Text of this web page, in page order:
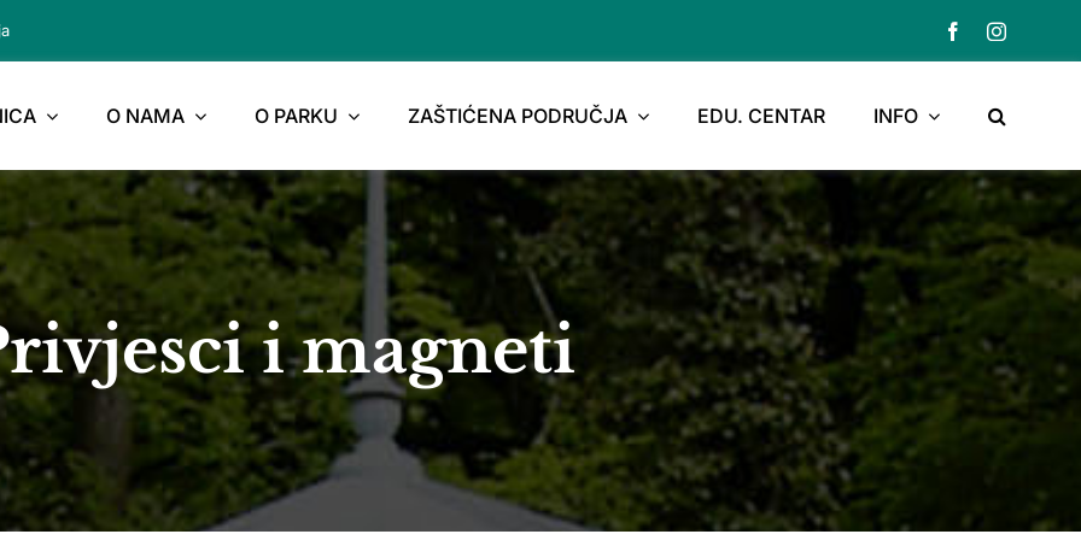
O NAMA O PARKU ZAŠTIĆENA PODRUČJA EDU. CENTAR INFO
i magneti